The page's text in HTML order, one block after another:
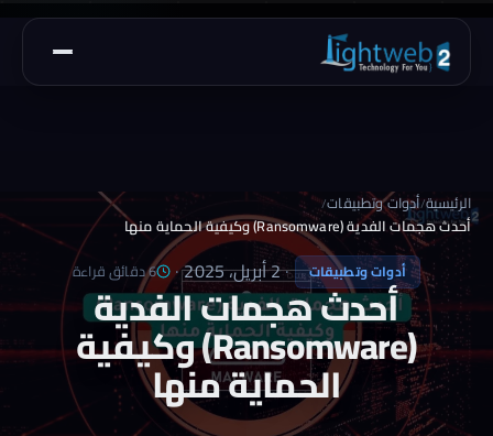
الرئيسية/أدوات وتطبيقات/
أحدث هجمات الفدية (Ransomware) وكيفية الحماية منها
أدوات وتطبيقات ·2 أبريل، 2025 · 6 دقائق قراءة
أحدث هجمات الفدية
(Ransomware) وكيفية
الحماية منها